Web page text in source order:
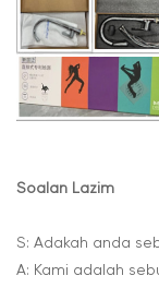
Soalan Lazim
S: Adakah anda
A: Kami adalah